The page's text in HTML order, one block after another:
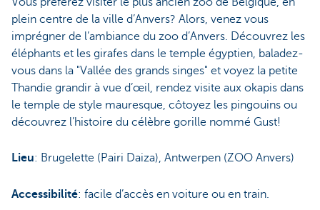
plein centre de la ville d’Anvers? Alors, venez vous
imprégner de l’ambiance du zoo d’Anvers. Découvrez les
éléphants et les girafes dans le temple égyptien, baladez-
vous dans la "Vallée des grands singes" et voyez la petite
Thandie grandir à vue d’œil, rendez visite aux okapis dans
le temple de style mauresque, côtoyez les pingouins ou
découvrez l’histoire du célèbre gorille nommé Gust!
Lieu: Brugelette (Pairi Daiza), Antwerpen (ZOO Anvers)
Accessibilité: facile d’accès en voiture ou en train.